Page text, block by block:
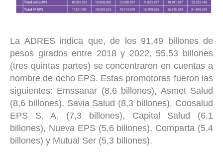
La ADRES indica que, de los 91,49 billones de
pesos girados entre 2018 y 2022, 55,53 billones
(tres quintas partes) se concentraron en cuentas a
nombre de ocho EPS. Estas promotoras fueron las
siguientes: Emssanar (8,6 billones), Asmet Salud
(8,6 billones), Savia Salud (8,3 billones), Coosalud
EPS S. A. (7,3 billones), Capital Salud (6,1
billones), Nueva EPS (5,6 billones), Comparta (5,4
billones) y Mutual Ser (5,3 billones).